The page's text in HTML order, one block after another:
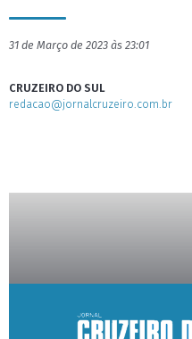
31 de Março de 2023 às 23:01
CRUZEIRO DO SUL
redacao@jornalcruzeiro.com.br